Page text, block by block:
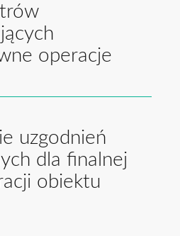
operacje
uzgodnień
dla finalnej
obiektu